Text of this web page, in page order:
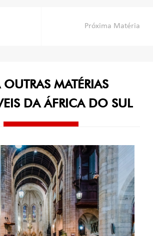
Próxima Matéria
OUTRAS MATÉRIAS
DA ÁFRICA DO SUL